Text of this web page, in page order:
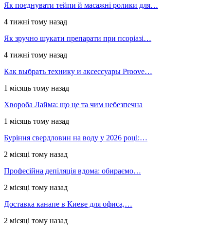
Як поєднувати тейпи й масажні ролики для…
4 тижні тому назад
Як зручно шукати препарати при псоріазі…
4 тижні тому назад
Как выбрать технику и аксессуары Proove…
1 місяць тому назад
Хвороба Лайма: що це та чим небезпечна
1 місяць тому назад
Буріння свердловин на воду у 2026 році:…
2 місяці тому назад
Професійна депіляція вдома: обираємо…
2 місяці тому назад
Доставка канапе в Киеве для офиса,…
2 місяці тому назад